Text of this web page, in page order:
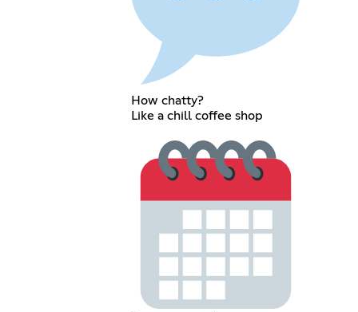
How chatty?
Like a chill coffee shop